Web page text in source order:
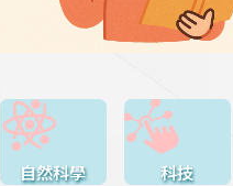
自然科學 科技